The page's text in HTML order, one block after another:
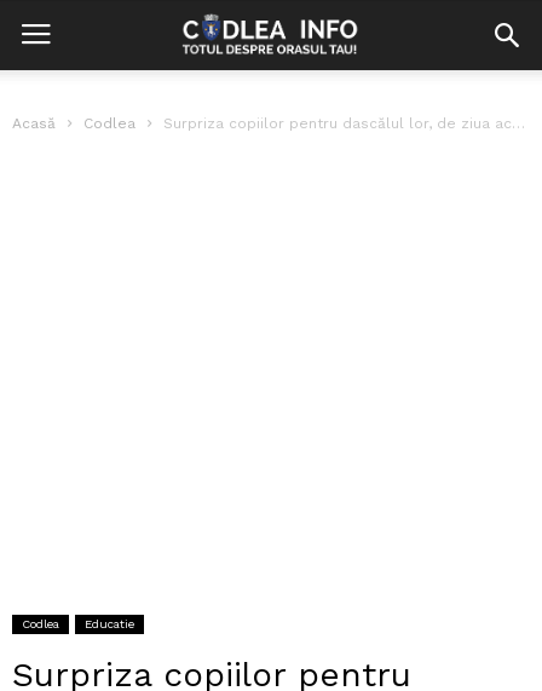
Acasă Codlea Surpriza copiilor pentru dascălul lor, de ziua acestuia
Codlea Educatie
Surpriza copiilor pentru